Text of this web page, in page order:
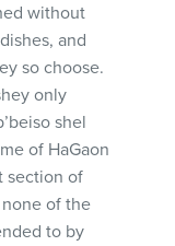
without
and
so choose.
only
shel
of HaGaon
section of
of the
to by